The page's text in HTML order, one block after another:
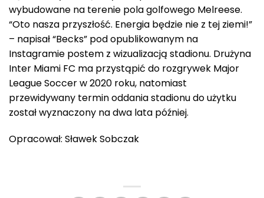
wybudowane na terenie pola golfowego Melreese.
“Oto nasza przyszłość. Energia będzie nie z tej ziemi!”
– napisał “Becks” pod opublikowanym na
Instagramie postem z wizualizacją stadionu. Drużyna
Inter Miami FC ma przystąpić do rozgrywek Major
League Soccer w 2020 roku, natomiast
przewidywany termin oddania stadionu do użytku
został wyznaczony na dwa lata później.
Opracował: Sławek Sobczak